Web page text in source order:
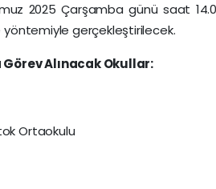
2025 Çarşamba günü saat
yöntemiyle gerçekleştirilecek.
Alınacak Okullar:
Ortaokulu